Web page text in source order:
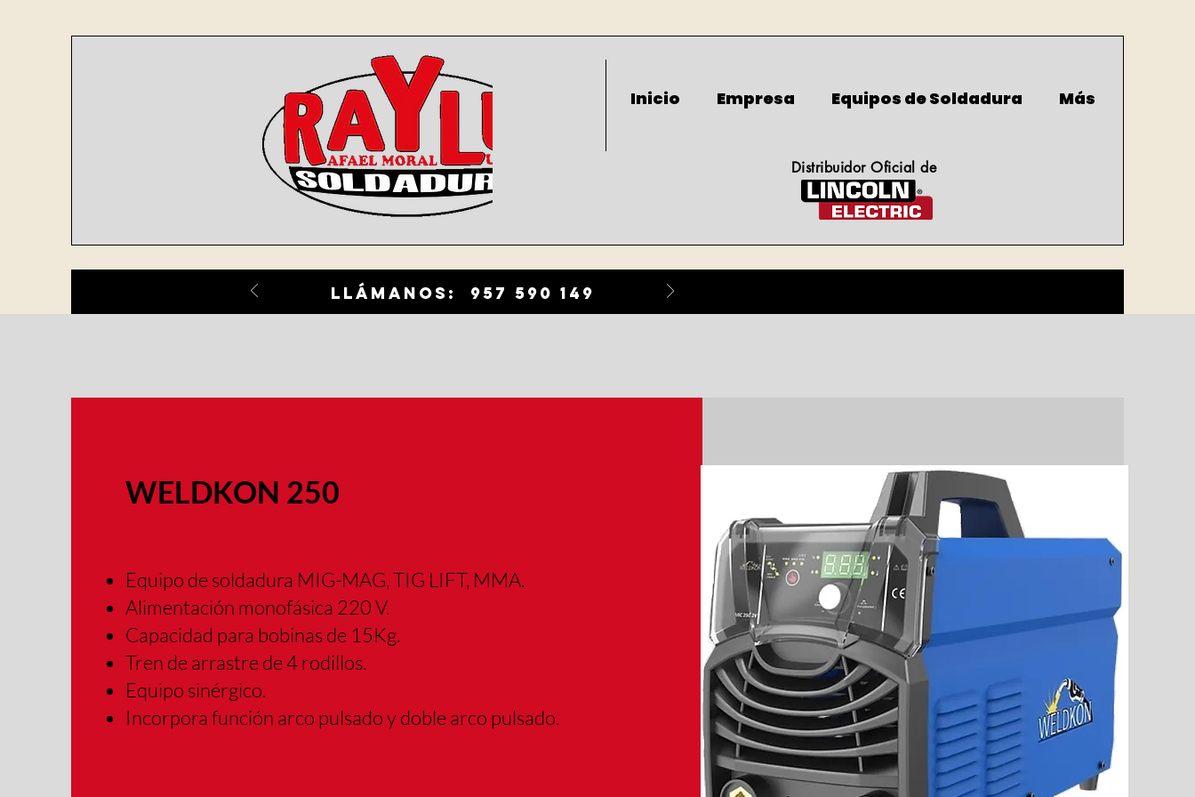
Inicio Empresa Equipos de Soldadura Más
Distribuidor Oficial de
llámanos: 957 590 149
WELDKON 250
Equipo de soldadura MIG-MAG, TIG LIFT, MMA.
Alimentación monofásica 220 V.
Capacidad para bobinas de 15Kg.
Tren de arrastre de 4 rodillos.
Equipo sinérgico.
Incorpora función arco pulsado y doble arco pulsado.